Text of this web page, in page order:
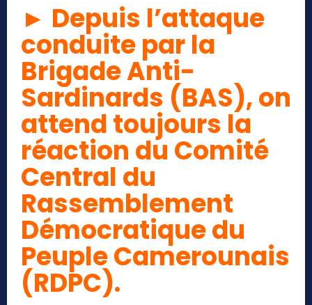
► Depuis l’attaque
conduite par la
Brigade Anti-
Sardinards (BAS), on
attend toujours la
réaction du Comité
Central du
Rassemblement
Démocratique du
Peuple Camerounais
(RDPC).